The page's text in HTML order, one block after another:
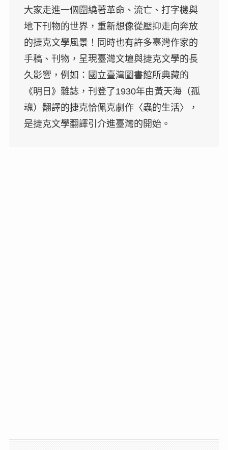
大家走進一個圍繞著革命、流亡、打字機與
地下刊物的世界，重新想像從壓抑走向奔放
的捷克文學風景！同時也有許多臺灣作家的
手稿、刊物，呈現臺灣文壇與捷克文學的長
久影響，例如：國立臺灣圖書館所典藏的
《明日》雜誌，刊登了1930年由黃天海（孤
魂）翻譯的捷克恰佩克劇作〈蟲的生活〉，
是捷克文學翻譯引介進臺灣的開始。